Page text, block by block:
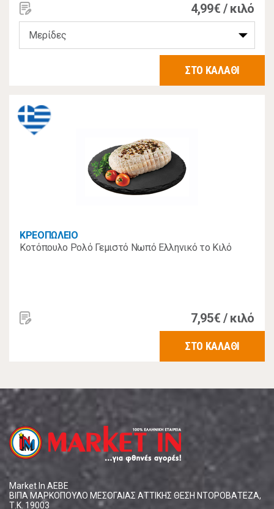
4,99€ / κιλό
ΣΤΟ ΚΑΛΑΘΙ
ΚΡΕΟΠΩΛΕΙΟ
Κοτόπουλο Ρολό Γεμιστό Νωπό Ελληνικό το Κιλό
7,95€ / κιλό
ΣΤΟ ΚΑΛΑΘΙ
Market In ΑΕΒΕ
ΒΙΠΑ ΜΑΡΚΟΠΟΥΛΟ ΜΕΣΟΓΑΙΑΣ ΑΤΤΙΚΗΣ ΘΕΣΗ ΝΤΟΡΟΒΑΤΕΖΑ,
Τ.Κ. 19003